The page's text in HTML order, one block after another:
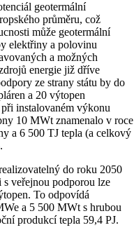
geotermální
průměru, což
může geotermální
elektřiny a polovinu
a možných
energie již dříve
ze strany státu by do
a 20 výtopen
instalovaném výkonu
10 MWt znamenalo v roce
a 6 500 TJ tepla (a celkový
do roku 2050
veřejnou podporou lze
To odpovídá
a 5 500 MWt s hrubou
produkcí tepla 59,4 PJ.